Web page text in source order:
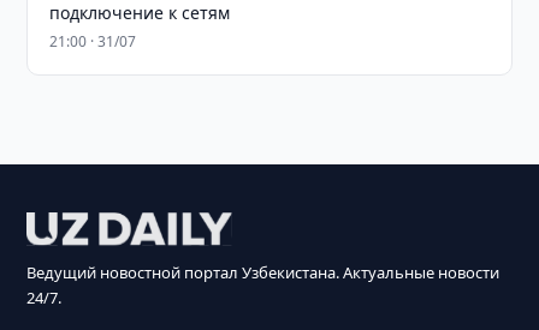
подключение к сетям
21:00 · 31/07
Ведущий новостной портал Узбекистана. Актуальные новости
24/7.